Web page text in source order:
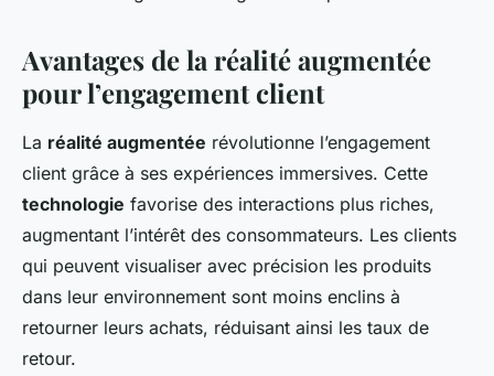
Avantages de la réalité augmentée
pour l’engagement client
La réalité augmentée révolutionne l’engagement
client grâce à ses expériences immersives. Cette
technologie favorise des interactions plus riches,
augmentant l’intérêt des consommateurs. Les clients
qui peuvent visualiser avec précision les produits
dans leur environnement sont moins enclins à
retourner leurs achats, réduisant ainsi les taux de
retour.